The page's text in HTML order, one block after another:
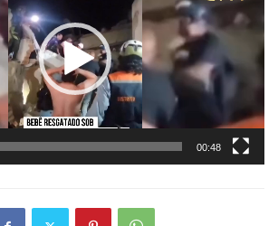
00:48